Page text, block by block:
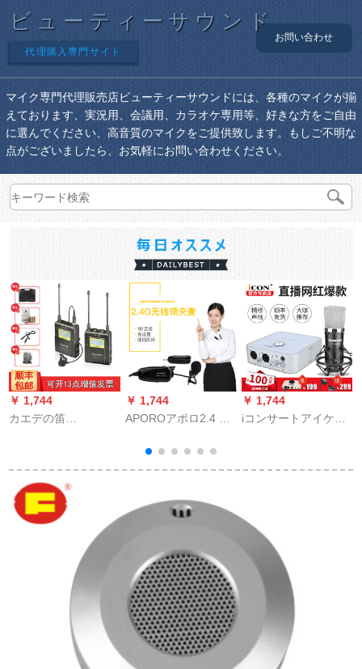
ビューティーサウンド
代理購入専門サイト
お問い合わせ
マイク専門代理販売店ビューティーサウンドには、各種のマイクが揃
えております、実況用、会議用、カラオケ専用等、好きな方をご自由
に選んでください、高音質のマイクをご提供致します。もしご不明な
点がございましたら、お気軽にお問い合わせください。
￥ 1,744
カエデの笛
のニコンの一眼レフ
の无线の麦ソニの専
门のカメレオンのフ
ァッションビルの襟
を引いてくれまし
た。マイクの携帯电
话を胁します。カエ
デの笛を生放送しま
￥ 1,744
APOROアポロ2.4 G
シップマイクマイク
マイクマイクを使っ
します。
￥ 1,744
iコンサートアイケン4
ン生放送通用スッピ
歌ウマイク専门设备
セジットアイケン4
nano+胜ちK 600セツ